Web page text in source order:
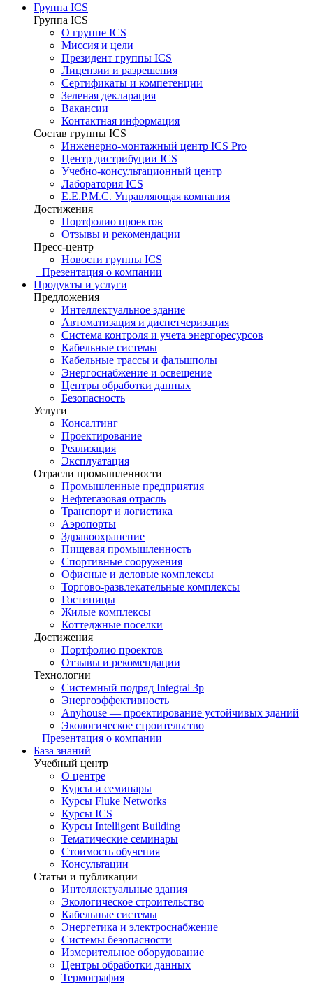
Группа ICS
Группа ICS
О группе ICS
Миссия и цели
Президент группы ICS
Лицензии и разрешения
Сертификаты и компетенции
Зеленая декларация
Вакансии
Контактная информация
Состав группы ICS
Инженерно-монтажный центр ICS Pro
Центр дистрибуции ICS
Учебно-консультационный центр
Лаборатория ICS
E.E.P.M.C. Управляющая компания
Достижения
Портфолио проектов
Отзывы и рекомендации
Пресс-центр
Новости группы ICS
Презентация о компании
Продукты и услуги
Предложения
Интеллектуальное здание
Автоматизация и диспетчеризация
Система контроля и учета энергоресурсов
Кабельные системы
Кабельные трассы и фальшполы
Энергоснабжение и освещение
Центры обработки данных
Безопасность
Услуги
Консалтинг
Проектирование
Реализация
Эксплуатация
Отрасли промышленности
Промышленные предприятия
Нефтегазовая отрасль
Транспорт и логистика
Аэропорты
Здравоохранение
Пищевая промышленность
Спортивные сооружения
Офисные и деловые комплексы
Торгово-развлекательные комплексы
Гостиницы
Жилые комплексы
Коттеджные поселки
Достижения
Портфолио проектов
Отзывы и рекомендации
Технологии
Системный подряд Integral 3p
Энергоэффективность
Anyhouse — проектирование устойчивых зданий
Экологическое строительство
Презентация о компании
База знаний
Учебный центр
О центре
Курсы и семинары
Курсы Fluke Networks
Курсы ICS
Курсы Intelligent Building
Тематические семинары
Стоимость обучения
Консультации
Статьи и публикации
Интеллектуальные здания
Экологическое строительство
Кабельные системы
Энергетика и электроснабжение
Системы безопасности
Измерительное оборудование
Центры обработки данных
Термография